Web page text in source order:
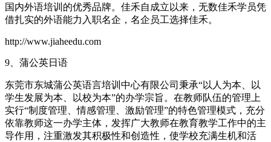
国内外语培训的优秀品牌。佳禾自成立以来，无数佳禾学员凭
借扎实的外语能力入职名企，名企员工选择佳禾。
http://www.jiaheedu.com
9、蒲公英日语
东莞市东城蒲公英语言培训中心有限公司秉承“以人为本、以
学生发展为本、以校为本”的办学宗旨。在教师队伍的管理上
实行“制度管理、情感管理、激励管理”的特色管理模式，充分
依靠教师这一办学主体，发挥广大教师在教育教学工作中的主
导作用，注重激发其积极性和创造性，使学校充满生机和活